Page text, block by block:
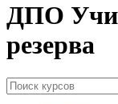
ДПО
резерва